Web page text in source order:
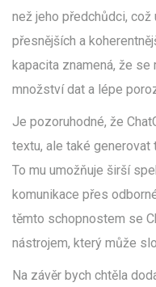
než jeho předchůdci,
přesnějších a
kapacita znamená, že
množství dat a lépe
Je pozoruhodné, že
textu, ale také
To mu umožňuje širší
komunikace přes
těmto schopnostem se
nástrojem, který může
Na závěr bych chtěla